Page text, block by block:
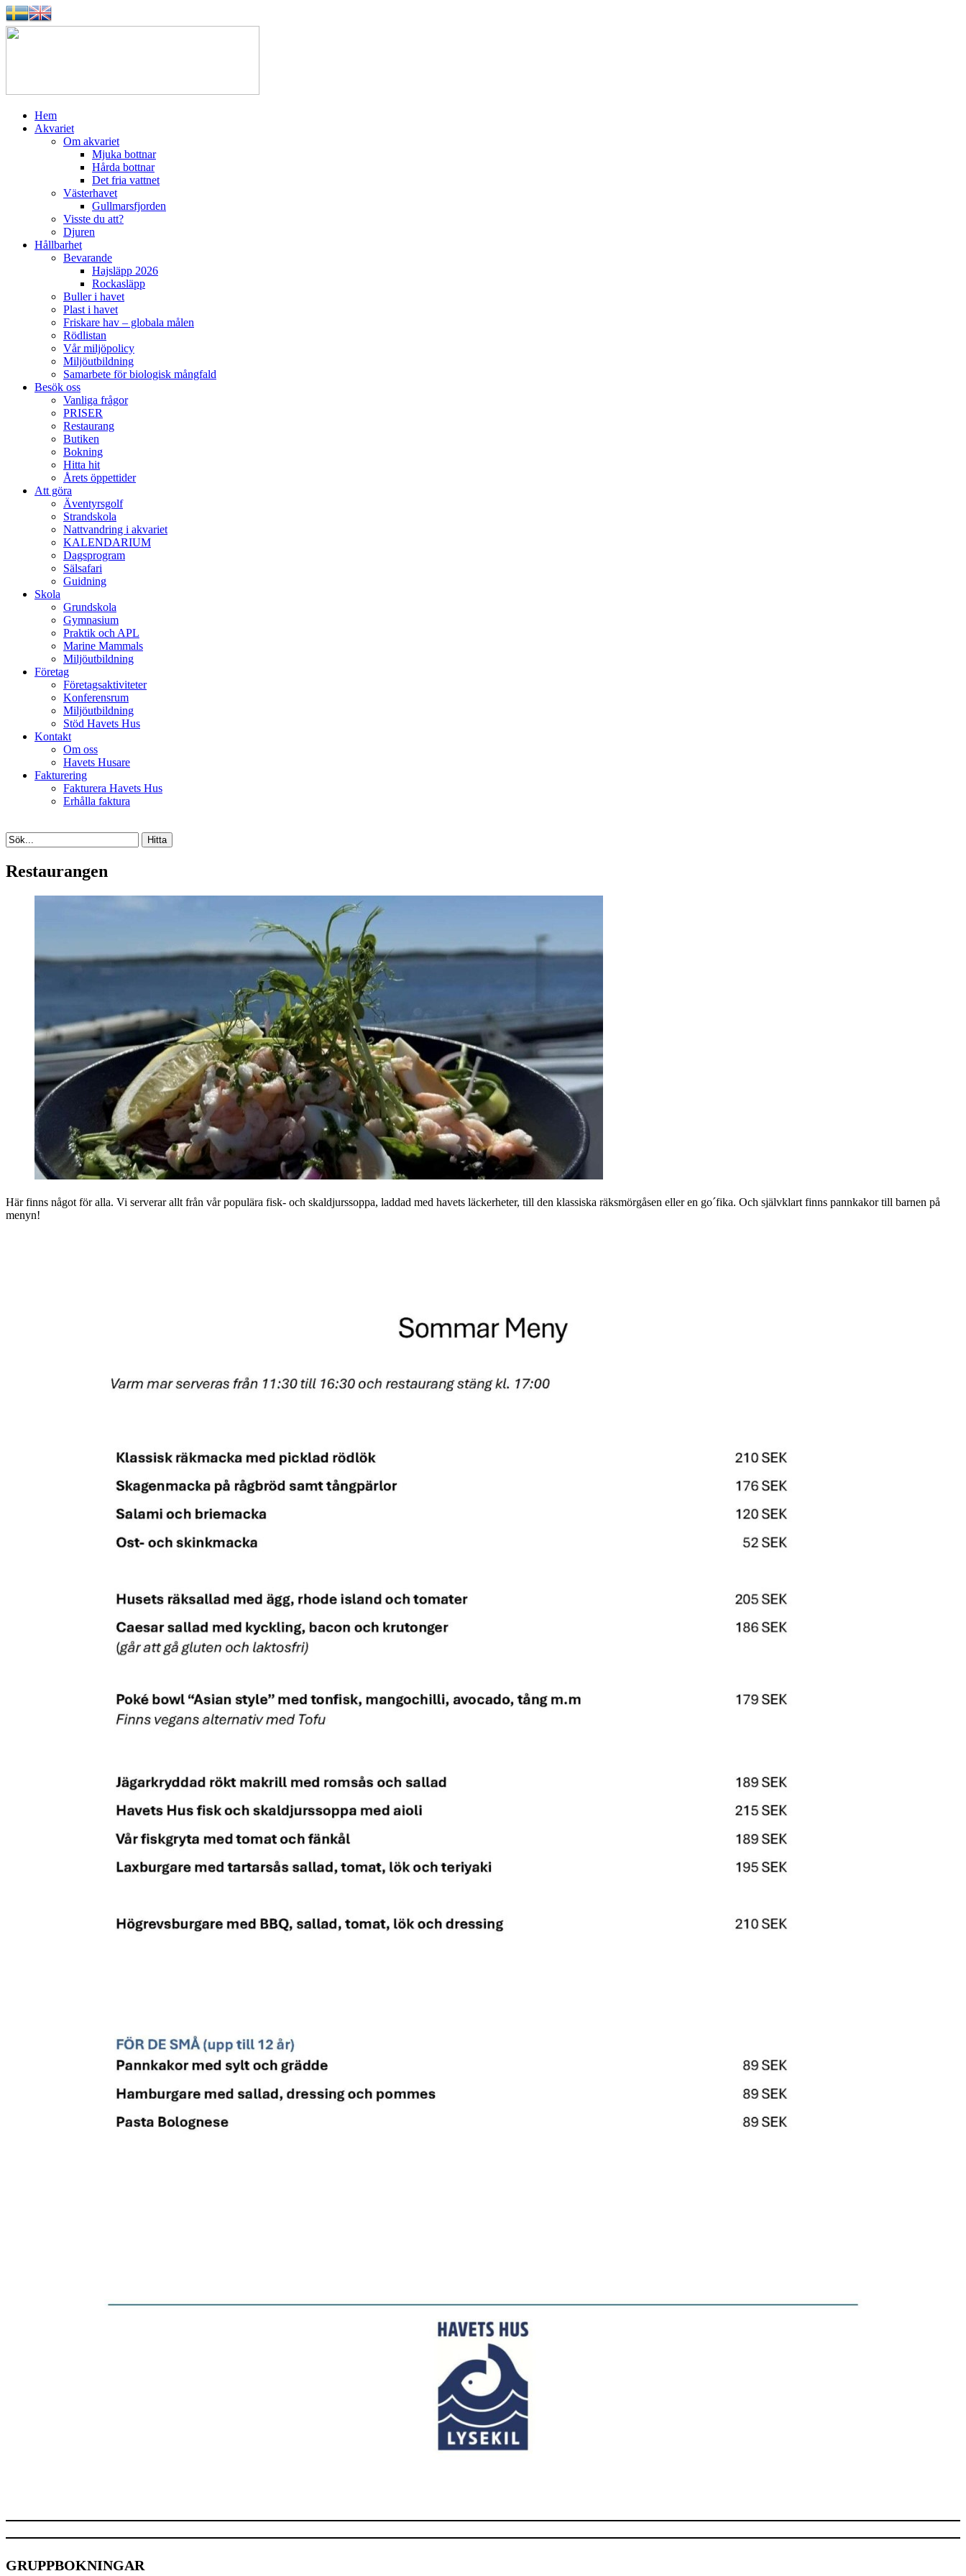
Hem
Akvariet
Om akvariet
Mjuka bottnar
Hårda bottnar
Det fria vattnet
Västerhavet
Gullmarsfjorden
Visste du att?
Djuren
Hållbarhet
Bevarande
Hajsläpp 2026
Rockasläpp
Buller i havet
Plast i havet
Friskare hav – globala målen
Rödlistan
Vår miljöpolicy
Miljöutbildning
Samarbete för biologisk mångfald
Besök oss
Vanliga frågor
PRISER
Restaurang
Butiken
Bokning
Hitta hit
Årets öppettider
Att göra
Äventyrsgolf
Strandskola
Nattvandring i akvariet
KALENDARIUM
Dagsprogram
Sälsafari
Guidning
Skola
Grundskola
Gymnasium
Praktik och APL
Marine Mammals
Miljöutbildning
Företag
Företagsaktiviteter
Konferensrum
Miljöutbildning
Stöd Havets Hus
Kontakt
Om oss
Havets Husare
Fakturering
Fakturera Havets Hus
Erhålla faktura
Restaurangen
Här finns något för alla. Vi serverar allt från vår populära fisk- och skaldjurssoppa, laddad med havets läckerheter, till den klassiska räksmörgåsen eller en go´fika. Och självklart finns pannkakor till barnen på
menyn!
GRUPPBOKNINGAR